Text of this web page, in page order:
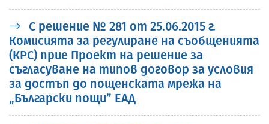
С решение № 281 от 25.06.2015 г.
Комисията за регулиране на съобщенията
(КРС) прие Проект на решение за
съгласуване на типов договор за условия
за достъп до пощенската мрежа на
„Български пощи” ЕАД